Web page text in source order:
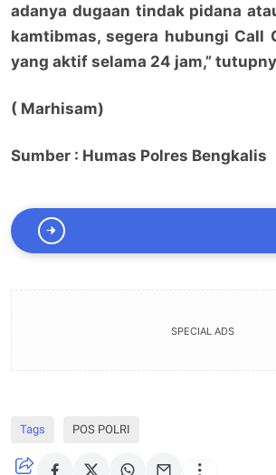
adanya dugaan tindak pidana
kamtibmas, segera hubungi Call
yang aktif selama 24 jam,”
( Marhisam)
Sumber : Humas Polres Bengkalis
SPECIAL ADS
Tags POS POLRI